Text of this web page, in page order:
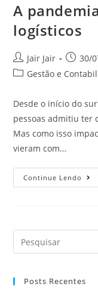
A
logísticos
Jair Jair
30/
Gestão e
Desde o início do
pessoas admitiu ter
Mas como isso
vieram com…
Continue Lendo
Posts Recentes